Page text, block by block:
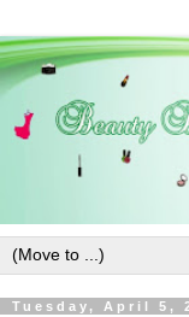
Tuesday, April 5,